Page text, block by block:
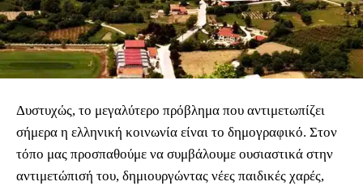
Δυστυχώς, το μεγαλύτερο πρόβλημα που αντιμετωπίζει
σήμερα η ελληνική κοινωνία είναι το δημογραφικό. Στον
τόπο μας προσπαθούμε να συμβάλουμε ουσιαστικά στην
αντιμετώπισή του, δημιουργώντας νέες παιδικές χαρές,